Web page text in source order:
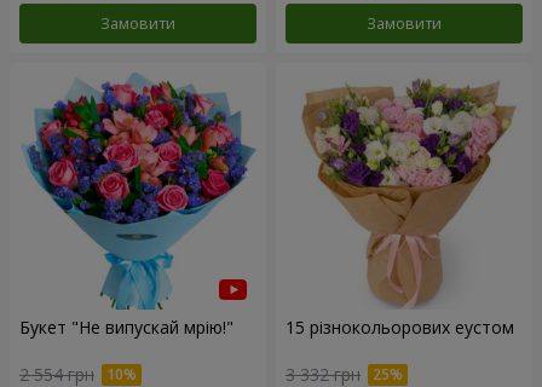
Замовити Замовити
Букет "Не випускай мрію!"
2 554 грн
15 різнокольорових еустом
3 332 грн